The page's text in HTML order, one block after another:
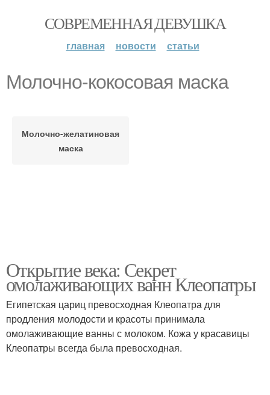
СОВРЕМЕННАЯ ДЕВУШКА
главная новости статьи
Молочно-кокосовая маска
Молочно-желатиновая
маска
Открытие века: Секрет
омолаживающих ванн Клеопатры
Египетская цариц превосходная Клеопатра для
продления молодости и красоты принимала
омолаживающие ванны с молоком. Кожа у красавицы
Клеопатры всегда была превосходная.